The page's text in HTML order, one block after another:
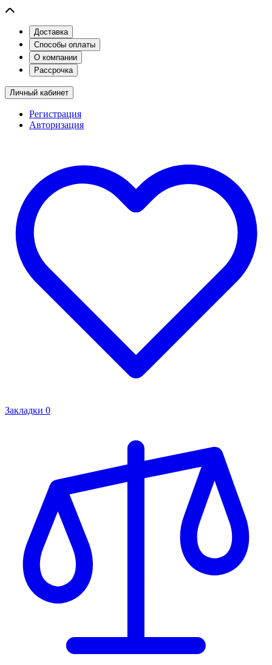
Доставка
Способы оплаты
О компании
Рассрочка
Личный кабинет
Регистрация
Авторизация
Закладки 0